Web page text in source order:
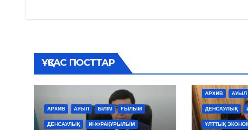
ҰҚСАС ПОСТТАР
АРХИВ АУЫЛ БІЛІМ ҒЫЛЫМ
ДЕНСАУЛЫҚ ИНФРАҚҰРЫЛЫМ
АРХИВ АУЫЛ
ДЕНСАУЛЫҚ
ҰЛТТЫҚ